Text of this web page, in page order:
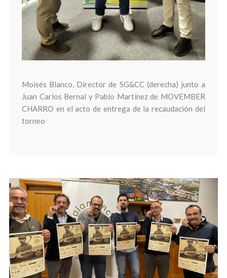
Moisés Blanco, Director de SG&CC (derecha) junto a
Juan Carlos Bernal y Pablo Martínez de MOVEMBER
CHARRO en el acto de entrega de la recaudación del
torneo